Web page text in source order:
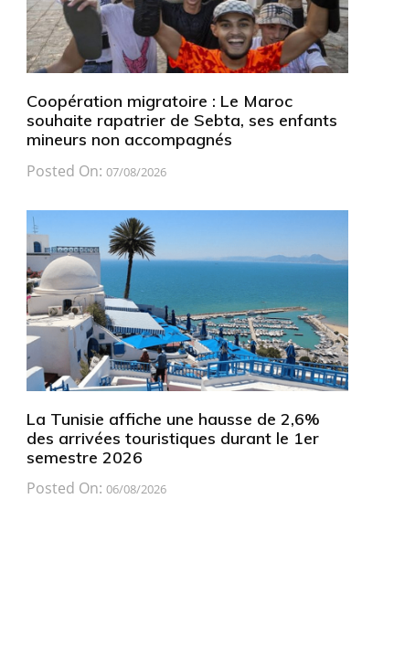
Coopération migratoire : Le Maroc
souhaite rapatrier de Sebta, ses enfants
mineurs non accompagnés
Posted On: 07/08/2026
La Tunisie affiche une hausse de 2,6%
des arrivées touristiques durant le 1er
semestre 2026
Posted On: 06/08/2026